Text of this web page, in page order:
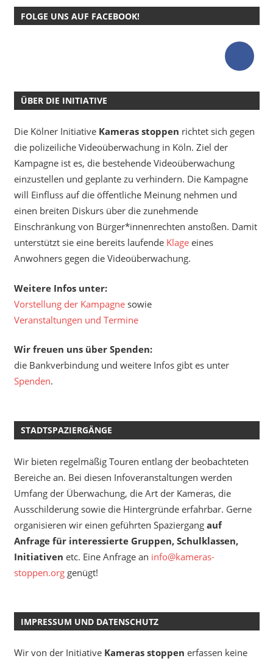
FOLGE UNS AUF FACEBOOK!
ÜBER DIE INITIATIVE
Die Kölner Initiative Kameras stoppen richtet sich gegen
die polizeiliche Videoüberwachung in Köln. Ziel der
Kampagne ist es, die bestehende Videoüberwachung
einzustellen und geplante zu verhindern. Die Kampagne
will Einfluss auf die öffentliche Meinung nehmen und
einen breiten Diskurs über die zunehmende
Einschränkung von Bürger*innenrechten anstoßen. Damit
unterstützt sie eine bereits laufende Klageeines
Anwohners gegen die Videoüberwachung.
Weitere Infos unter:
Vorstellung der Kampagne sowie
Veranstaltungen und Termine
Wir freuen uns über Spenden:
die Bankverbindung und weitere Infos gibt es unter
Spenden.
STADTSPAZIERGÄNGE
Wir bieten regelmäßig Touren entlang der beobachteten
Bereiche an. Bei diesen Infoveranstaltungen werden
Umfang der Überwachung, die Art der Kameras, die
Ausschilderung sowie die Hintergründe erfahrbar. Gerne
organisieren wir einen geführten Spaziergang auf
Anfrage für interessierte Gruppen, Schulklassen,
Initiativen etc. Eine Anfrage an info@kameras-
stoppen.orggenügt!
IMPRESSUM UND DATENSCHUTZ
Wir von der Initiative Kameras stoppen erfassen keine